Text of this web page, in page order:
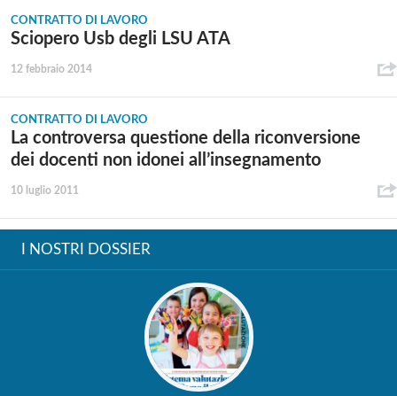
CONTRATTO DI LAVORO
Sciopero Usb degli LSU ATA
12 febbraio 2014
CONTRATTO DI LAVORO
La controversa questione della riconversione
dei docenti non idonei all’insegnamento
10 luglio 2011
I NOSTRI DOSSIER